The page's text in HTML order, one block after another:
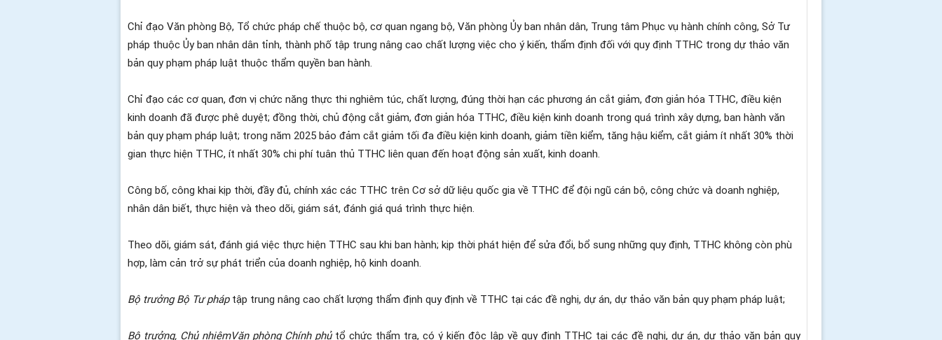
Chỉ đạo Văn phòng Bộ, Tổ chức pháp chế thuộc bộ, cơ quan ngang bộ, Văn phòng Ủy ban nhân dân, Trung tâm Phục vụ hành chính công, Sở Tư
pháp thuộc Ủy ban nhân dân tỉnh, thành phố tập trung nâng cao chất lượng việc cho ý kiến, thẩm định đối với quy định TTHC trong dự thảo văn
bản quy phạm pháp luật thuộc thẩm quyền ban hành.
Chỉ đạo các cơ quan, đơn vị chức năng thực thi nghiêm túc, chất lượng, đúng thời hạn các phương án cắt giảm, đơn giản hóa TTHC, điều kiện
kinh doanh đã được phê duyệt; đồng thời, chủ động cắt giảm, đơn giản hóa TTHC, điều kiện kinh doanh trong quá trình xây dựng, ban hành văn
bản quy phạm pháp luật; trong năm 2025 bảo đảm cắt giảm tối đa điều kiện kinh doanh, giảm tiền kiểm, tăng hậu kiểm, cắt giảm ít nhất 30% thời
gian thực hiện TTHC, ít nhất 30% chi phí tuân thủ TTHC liên quan đến hoạt động sản xuất, kinh doanh.
Công bố, công khai kịp thời, đầy đủ, chính xác các TTHC trên Cơ sở dữ liệu quốc gia về TTHC để đội ngũ cán bộ, công chức và doanh nghiệp,
nhân dân biết, thực hiện và theo dõi, giám sát, đánh giá quá trình thực hiện.
Theo dõi, giám sát, đánh giá việc thực hiện TTHC sau khi ban hành; kịp thời phát hiện để sửa đổi, bổ sung những quy định, TTHC không còn phù
hợp, làm cản trở sự phát triển của doanh nghiệp, hộ kinh doanh.
Bộ trưởng Bộ Tư pháptập trung nâng cao chất lượng thẩm định quy định về TTHC tại các đề nghị, dự án, dự thảo văn bản quy phạm pháp luật;
Bộ trưởng, Chủ nhiệmVăn phòng Chính phủtổ chức thẩm tra, có ý kiến độc lập về quy định TTHC tại các đề nghị, dự án, dự thảo văn bản quy